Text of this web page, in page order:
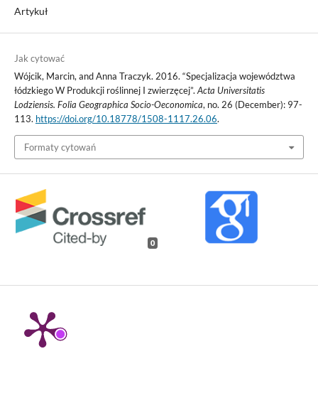
Artykuł
Jak cytować
Wójcik, Marcin, and Anna Traczyk. 2016. “Specjalizacja województwa
łódzkiego W Produkcji roślinnej I zwierzęcej”. Acta Universitatis
Lodziensis. Folia Geographica Socio-Oeconomica, no. 26 (December): 97-
113. https://doi.org/10.18778/1508-1117.26.06.
Formaty cytowań
0